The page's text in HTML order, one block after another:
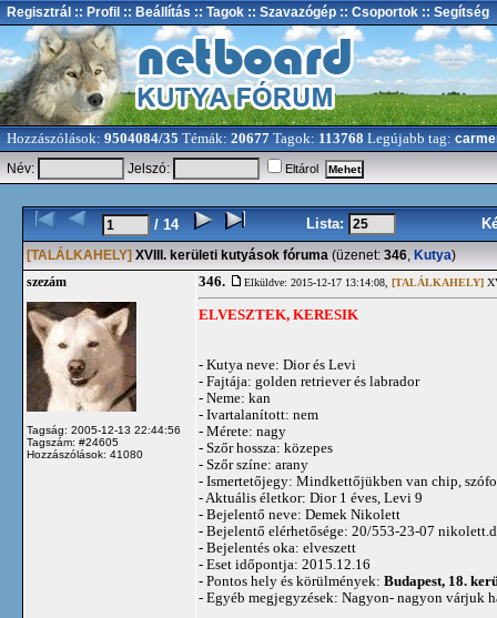
Regisztrál :: Profil :: Beállítás :: Tagok :: Szavazógép :: Csoportok :: Segítség
Hozzászólások: 9504084/35 Témák: 20677 Tagok: 113768 Legújabb tag:
Név:
Jelszó: Eltárol
/ 14 Lista:
[TALÁLKAHELY] XVIII. kerületi kutyások fóruma (üzenet: 346, Kutya)
szezám
Tagság: 2005-12-13 22:44:56
Tagszám: #24605
Hozzászólások: 41080
346. Elküldve: 2015-12-17 13:14:08, [TALÁLKAHELY]
ELVESZTEK, KERESIK
- Kutya neve: Dior és Levi
- Fajtája: golden retriever és labrador
- Neme: kan
- Ivartalanított: nem
- Mérete: nagy
- Szőr hossza: közepes
- Szőr színe: arany
- Ismertetőjegy: Mindkettőjükben van chip,
- Aktuális életkor: Dior 1 éves, Levi 9
- Bejelentő neve: Demek Nikolett
- Bejelentő elérhetősége: 20/553-23-07
- Bejelentés oka: elveszett
- Eset időpontja: 2015.12.16
- Pontos hely és körülmények: Budapest, 18.
- Egyéb megjegyzések: Nagyon- nagyon várjuk